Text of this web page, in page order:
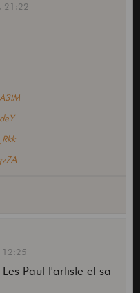
21:22
12:25
Paul l'artiste et sa